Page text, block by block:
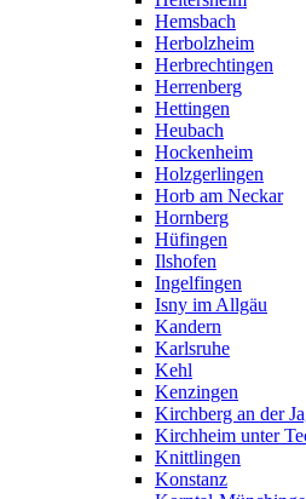
Hemsbach
Herbolzheim
Herbrechtingen
Herrenberg
Hettingen
Heubach
Hockenheim
Holzgerlingen
Horb am Neckar
Hornberg
Hüfingen
Ilshofen
Ingelfingen
Isny im Allgäu
Kandern
Karlsruhe
Kehl
Kenzingen
Kirchberg an der
Kirchheim unter
Knittlingen
Konstanz